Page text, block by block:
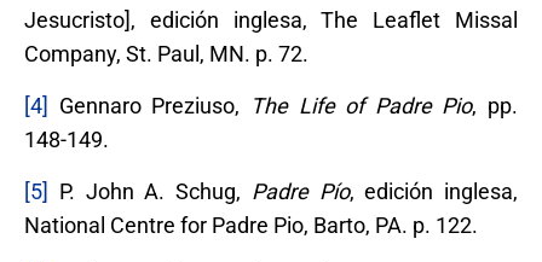
Jesucristo], edición inglesa, The Leaflet Missal
Company, St. Paul, MN. p. 72.
[4] Gennaro Preziuso, The Life of Padre Pio, pp.
148-149.
[5] P. John A. Schug, Padre Pío, edición inglesa,
National Centre for Padre Pio, Barto, PA. p. 122.